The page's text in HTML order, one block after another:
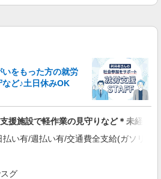
勤手当）
/2380000040-008
（ヘルパー）（施設兼務）
円〜347,460円（経験・能力等に
）含む。※夜勤1回あたり7,739〜8,026円
勤1手当）
県名古屋市昭和区白金1-20-3
をもった方の就労
ど♪土日休みOK
援施設で軽作業の見守りなど＊未経験
い有/週払い有/交通費全支給(ガソリン
グ